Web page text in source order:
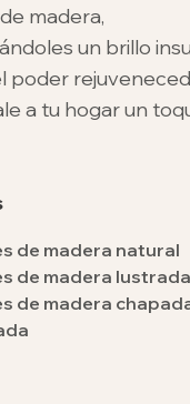
madera,
un brillo
poder
a tu hogar un
de madera natural
de madera lustrada
de madera